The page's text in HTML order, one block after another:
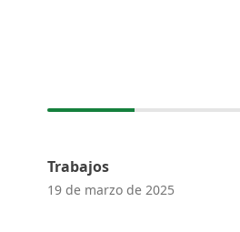
Trabajos
19 de marzo de 2025